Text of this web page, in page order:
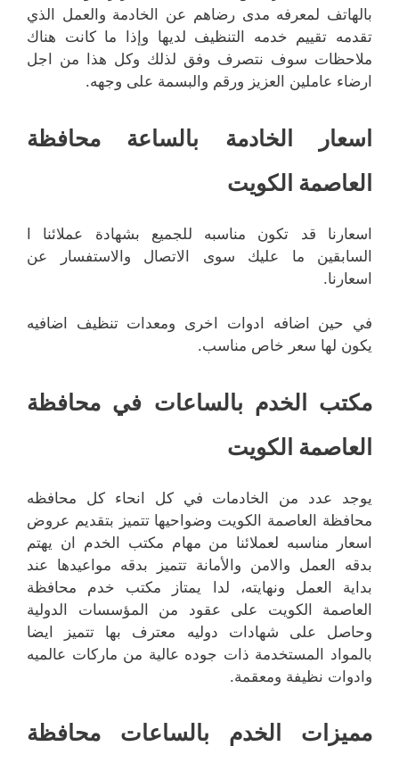
بالهاتف لمعرفه مدى رضاهم عن الخادمة والعمل الذي
تقدمه تقييم خدمه التنظيف لديها وإذا ما كانت هناك
ملاحظات سوف نتصرف وفق لذلك وكل هذا من اجل
ارضاء عاملين العزيز ورقم والبسمة على وجهه.
اسعار الخادمة بالساعة محافظة
العاصمة الكويت
اسعارنا قد تكون مناسبه للجميع بشهادة عملائنا ا
السابقين ما عليك سوى الاتصال والاستفسار عن
اسعارنا.
في حين اضافه ادوات اخرى ومعدات تنظيف اضافيه
يكون لها سعر خاص مناسب.
مكتب الخدم بالساعات في محافظة
العاصمة الكويت
يوجد عدد من الخادمات في كل انحاء كل محافظه
محافظة العاصمة الكويت وضواحيها تتميز بتقديم عروض
اسعار مناسبه لعملائنا من مهام مكتب الخدم ان يهتم
بدقه العمل والامن والأمانة تتميز بدقه مواعيدها عند
بداية العمل ونهايته، لدا يمتاز مكتب خدم محافظة
العاصمة الكويت على عقود من المؤسسات الدولية
وحاصل على شهادات دوليه معترف بها تتميز ايضا
بالمواد المستخدمة ذات جوده عالية من ماركات عالميه
وادوات نظيفة ومعقمة.
مميزات الخدم بالساعات محافظة